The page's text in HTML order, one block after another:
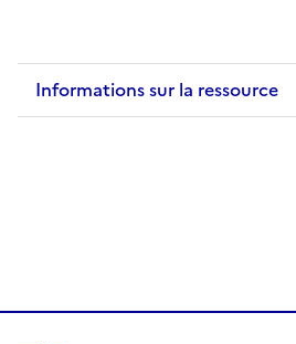
Informations sur la ressource